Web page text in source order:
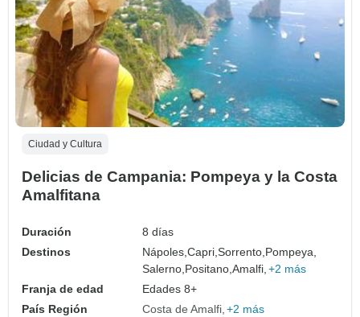
Ciudad y Cultura
Delicias de Campania: Pompeya y la Costa
Amalfitana
Duración
8 días
Destinos
Nápoles,Capri,Sorrento,Pompeya,
Salerno,Positano,Amalfi, +2 más
Franja de edad
Edades 8+
País Región
Costa de Amalfi +2 más